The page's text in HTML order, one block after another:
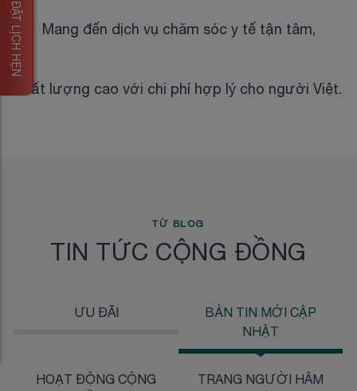
Mang đến dịch vụ chăm sóc y tế tận tâm,
chất lượng cao với chi phí hợp lý cho người Việt.
TỪ BLOG
TIN TỨC CỘNG ĐỒNG
ƯU ĐÃI
BẢN TIN MỚI CẬP
NHẬT
HOẠT ĐỘNG CỘNG TRANG NGƯỜI HÂM
ĐẶT LỊCH HẸN